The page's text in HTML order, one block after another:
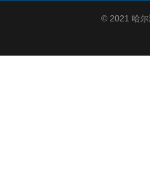
© 2021 哈尔